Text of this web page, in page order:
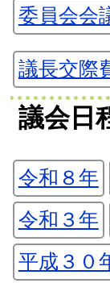
委員会会
議長交際
議会日
令和８年
令和３年
平成３０